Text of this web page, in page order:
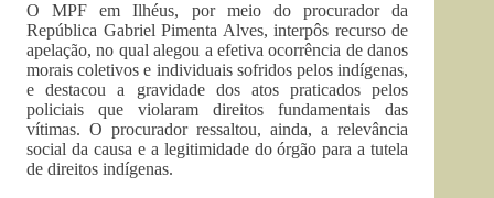
O MPF em Ilhéus, por meio do procurador da
República Gabriel Pimenta Alves, interpôs recurso de
apelação, no qual alegou a efetiva ocorrência de danos
morais coletivos e individuais sofridos pelos indígenas,
e destacou a gravidade dos atos praticados pelos
policiais que violaram direitos fundamentais das
vítimas. O procurador ressaltou, ainda, a relevância
social da causa e a legitimidade do órgão para a tutela
de direitos indígenas.